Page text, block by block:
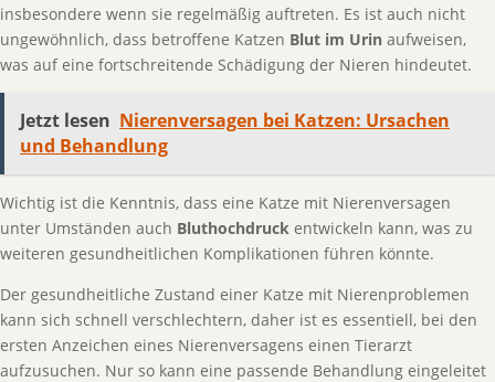
insbesondere wenn sie regelmäßig auftreten. Es ist auch nicht
ungewöhnlich, dass betroffene Katzen Blut im Urin aufweisen,
was auf eine fortschreitende Schädigung der Nieren hindeutet.
Jetzt lesen Nierenversagen bei Katzen: Ursachen
und Behandlung
Wichtig ist die Kenntnis, dass eine Katze mit Nierenversagen
unter Umständen auch Bluthochdruck entwickeln kann, was zu
weiteren gesundheitlichen Komplikationen führen könnte.
Der gesundheitliche Zustand einer Katze mit Nierenproblemen
kann sich schnell verschlechtern, daher ist es essentiell, bei den
ersten Anzeichen eines Nierenversagens einen Tierarzt
aufzusuchen. Nur so kann eine passende Behandlung eingeleitet